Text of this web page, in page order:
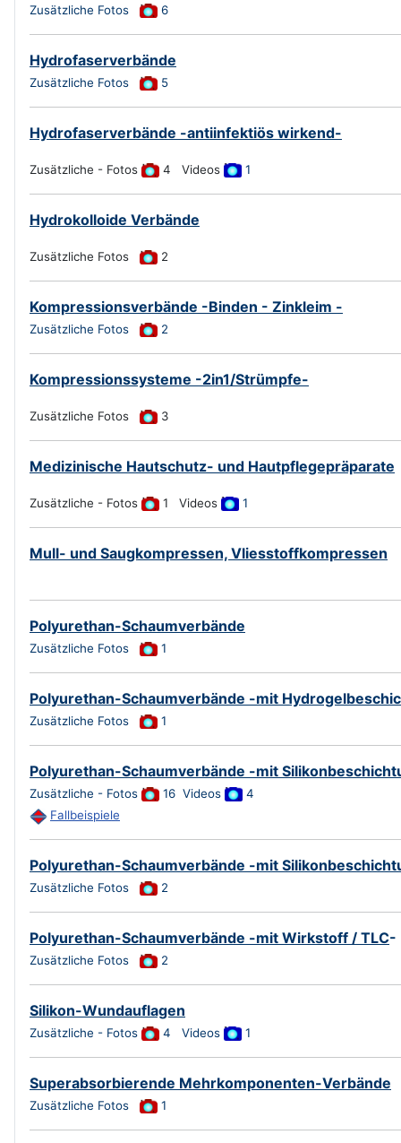
Zusätzliche Fotos 6
Hydrofaserverbände
Zusätzliche Fotos 5
Hydrofaserverbände -antiinfektiös wirkend-
Zusätzliche - Fotos 4 Videos 1
Hydrokolloide Verbände
Zusätzliche Fotos 2
Kompressionsverbände -Binden - Zinkleim -
Zusätzliche Fotos 2
Kompressionssysteme -2in1/Strümpfe-
Zusätzliche Fotos 3
Medizinische Hautschutz- und Hautpflegepräparate
Zusätzliche - Fotos 1 Videos 1
Mull- und Saugkompressen, Vliesstoffkompressen
Polyurethan-Schaumverbände
Zusätzliche Fotos 1
Polyurethan-Schaumverbände -mit
Zusätzliche Fotos 1
Polyurethan-Schaumverbände -mit
Zusätzliche - Fotos 16 Videos
4
Fallbeispiele
Polyurethan-Schaumverbände -mit
Zusätzliche Fotos 2
Polyurethan-Schaumverbände -mit Wirkstoff / TLC-
Zusätzliche Fotos 2
Silikon-Wundauflagen
Zusätzliche - Fotos 4 Videos 1
Superabsorbierende Mehrkomponenten-Verbände
Zusätzliche Fotos 1